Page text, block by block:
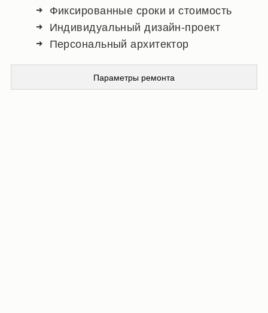
Фиксированные сроки и стоимость
Индивидуальный дизайн-проект
Персональный архитектор
Параметры ремонта